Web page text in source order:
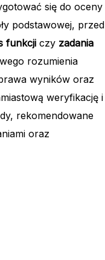
się do oceny
podstawowej, przed
funkcji czy zadania
rozumienia
wyników oraz
weryfikację i
rekomendowane
oraz